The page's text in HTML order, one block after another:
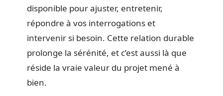
disponible pour ajuster, entretenir,
répondre à vos interrogations et
intervenir si besoin. Cette relation durable
prolonge la sérénité, et c’est aussi là que
réside la vraie valeur du projet mené à
bien.